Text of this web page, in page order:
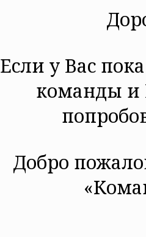
Если у Вас
команды и
Добро